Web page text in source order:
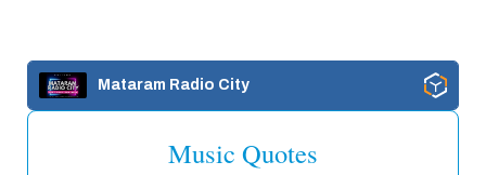
Mataram Radio City
Music Quotes